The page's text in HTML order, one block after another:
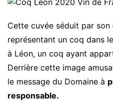
Cette cuvée séduit par son
représentant un coq dans
à Léon, un coq ayant
Derrière cette image
le message du Domaine à
responsable.